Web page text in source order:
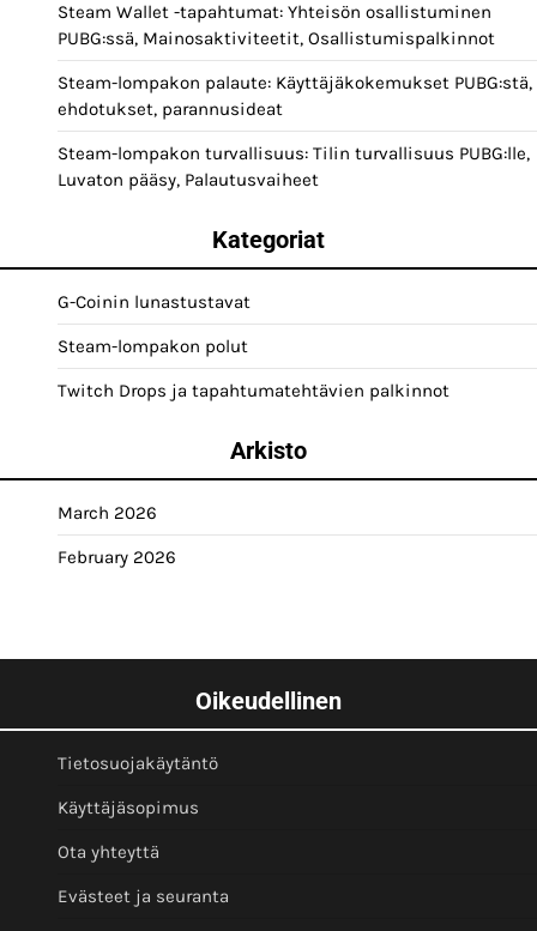
Steam Wallet -tapahtumat: Yhteisön osallistuminen
PUBG:ssä, Mainosaktiviteetit, Osallistumispalkinnot
Steam-lompakon palaute: Käyttäjäkokemukset PUBG:stä,
ehdotukset, parannusideat
Steam-lompakon turvallisuus: Tilin turvallisuus PUBG:lle,
Luvaton pääsy, Palautusvaiheet
Kategoriat
G-Coinin lunastustavat
Steam-lompakon polut
Twitch Drops ja tapahtumatehtävien palkinnot
Arkisto
March 2026
February 2026
Oikeudellinen
Tietosuojakäytäntö
Käyttäjäsopimus
Ota yhteyttä
Evästeet ja seuranta